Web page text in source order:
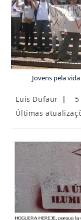
Jovens pela
Autor
do
post:
Luis Dufaur
Categoria
Últimas